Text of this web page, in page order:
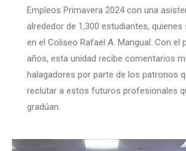
Empleos Primavera 2024 con una
alrededor de 1,300 estudiantes, quienes
en el Coliseo Rafael A. Mangual. Con el
años, esta unidad recibe comentarios
halagadores por parte de los patronos
reclutar a estos futuros profesionales
gradúan.